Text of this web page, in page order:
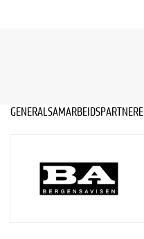
GENERALSAMARBEIDSPARTNERE